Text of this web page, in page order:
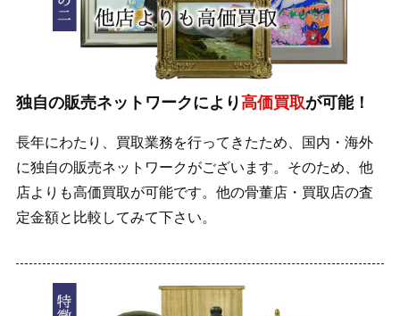
独自の販売ネットワークにより高価買取が可能！
長年にわたり、買取業務を行ってきたため、国内・海外
に独自の販売ネットワークがございます。そのため、他
店よりも高価買取が可能です。他の骨董店・買取店の査
定金額と比較してみて下さい。